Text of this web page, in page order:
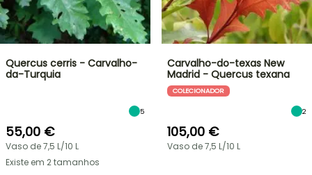
Quercus cerris - Carvalho-
da-Turquia
5
55,00 €
Vaso de 7,5 L/10 L
Existe em 2 tamanhos
Carvalho-do-texas New
Madrid - Quercus texana
COLECIONADOR
2
105,00 €
Vaso de 7,5 L/10 L